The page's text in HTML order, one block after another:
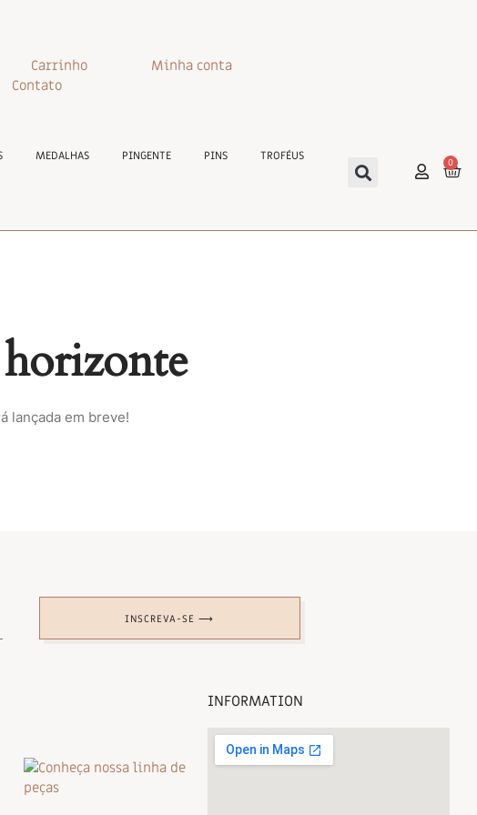
Carrinho
Minha conta
Contato
MEDALHAS PINGENTE PINS TROFÉUS 0
horizonte
lançada em breve!
INSCREVA-SE ⟶
INFORMATION